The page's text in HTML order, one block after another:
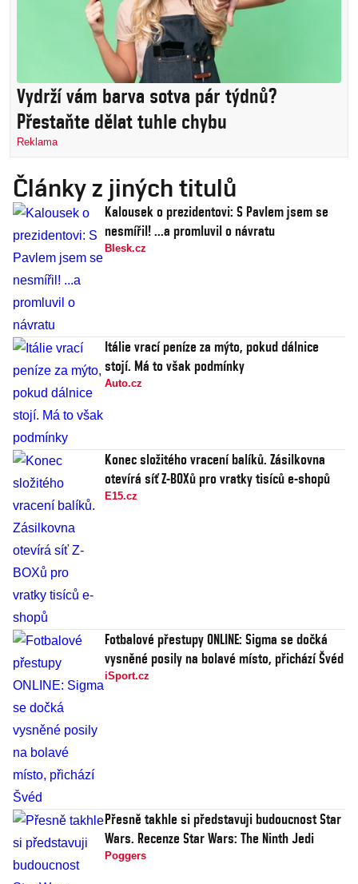
Vydrží vám barva sotva pár týdnů?
Přestaňte dělat tuhle chybu
Reklama
Články z jiných titulů
Kalousek o prezidentovi: S Pavlem jsem se
nesmířil! ...a promluvil o návratu
Blesk.cz
Itálie vrací peníze za mýto, pokud dálnice
stojí. Má to však podmínky
Auto.cz
Konec složitého vracení balíků. Zásilkovna
otevírá síť Z-BOXů pro vratky tisíců e-shopů
E15.cz
Fotbalové přestupy ONLINE: Sigma se dočká
vysněné posily na bolavé místo, přichází Švéd
iSport.cz
Přesně takhle si představuji budoucnost Star
Wars. Recenze Star Wars: The Ninth Jedi
Poggers